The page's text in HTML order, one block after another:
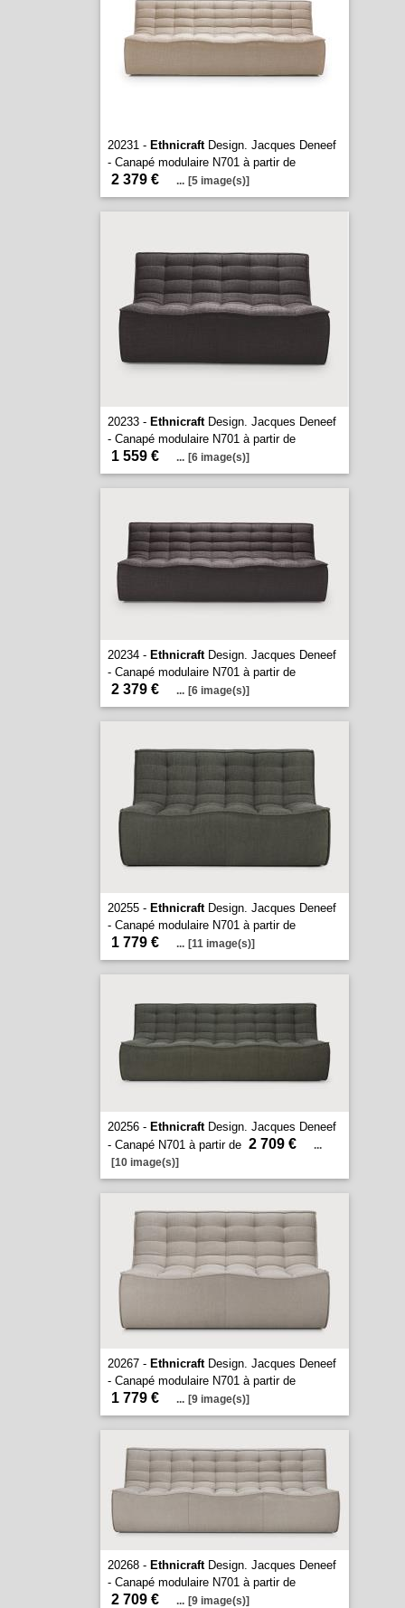
20231 - EthnicraftDesign. Jacques Deneef
- Canapé modulaire N701 à partir de
2 379 € ... [5 image(s)]
20233 - EthnicraftDesign. Jacques Deneef
- Canapé modulaire N701 à partir de
1 559 € ... [6 image(s)]
20234 - EthnicraftDesign. Jacques Deneef
- Canapé modulaire N701 à partir de
2 379 € ... [6 image(s)]
20255 - EthnicraftDesign. Jacques Deneef
- Canapé modulaire N701 à partir de
1 779 € ... [11 image(s)]
20256 - EthnicraftDesign. Jacques Deneef
- Canapé N701 à partir de 2 709 €
...
[10 image(s)]
20267 - EthnicraftDesign. Jacques Deneef
- Canapé modulaire N701 à partir de
1 779 € ... [9 image(s)]
20268 - EthnicraftDesign. Jacques Deneef
- Canapé modulaire N701 à partir de
2 709 € ... [9 image(s)]